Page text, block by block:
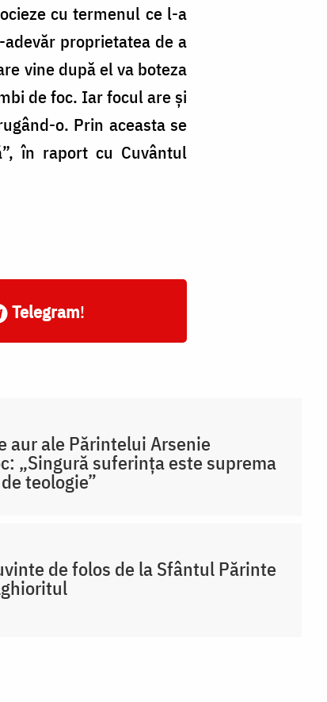
cu termenul ce l-a
proprietatea de a
vine după el va boteza
de foc. Iar focul are și
o. Prin aceasta se
în raport cu Cuvântul
Telegram!
aur ale Părintelui Arsenie
„Singură suferința este suprema
teologie”
de folos de la Sfântul Părinte